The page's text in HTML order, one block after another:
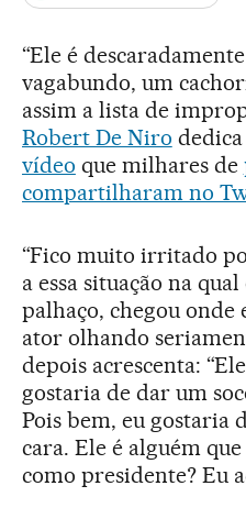
“Ele é
vagabundo, um
assim a lista de
Robert De Niro dedica
vídeo que milhares de
compartilharam no
“Fico muito irritado
a essa situação na
palhaço, chegou onde
ator olhando
depois acrescenta:
gostaria de dar um
Pois bem, eu gostaria
cara. Ele é alguém
como presidente? Eu